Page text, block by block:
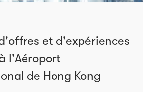
et d'expériences
l'Aéroport
de Hong Kong